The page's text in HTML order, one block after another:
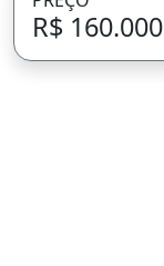
R$ 160.000